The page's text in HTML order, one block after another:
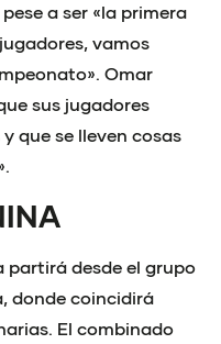
a ser «la primera
vamos
Omar
sus jugadores
que se lleven cosas
partirá desde el grupo
donde coincidirá
El combinado